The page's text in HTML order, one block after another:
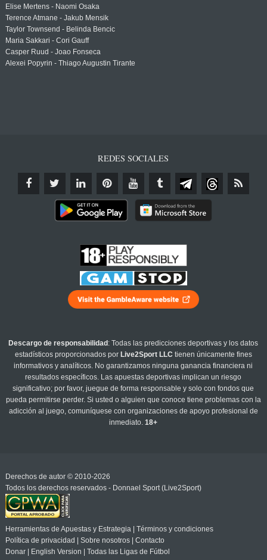
Elise Mertens - Naomi Osaka
Terence Atmane - Jakub Mensik
Taylor Townsend - Belinda Bencic
Maria Sakkari - Cori Gauff
Casper Ruud - Joao Fonseca
Alexei Popyrin - Thiago Augustin Tirante
REDES SOCIALES
Descargo de responsabilidad : Todas las predicciones deportivas y los datos
estadísticos proporcionados por Live2Sport LLC tienen únicamente fines
informativos y analíticos. No garantizamos ninguna ganancia financiera ni
resultados específicos. Las apuestas deportivas implican un riesgo
significativo; por favor, juegue de forma responsable y solo con fondos que
pueda permitirse perder. Si usted o alguien que conoce tiene problemas con la
adicción al juego, comuníquese con organizaciones de apoyo profesional de
inmediato.18+
Derechos de autor © 2010-2026
Todos los derechos reservados - Donnael Sport (Live2Sport)
Herramientas de Apuestas y Estrategia| Términos y condiciones
Política de privacidad
Sobre nosotros| Contacto
Donar| English Version Todas las Ligas de Fútbol